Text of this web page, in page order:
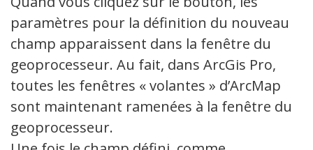
paramètres pour la définition du nouveau
champ apparaissent dans la fenêtre du
geoprocesseur. Au fait, dans ArcGis Pro,
toutes les fenêtres « volantes » d’ArcMap
sont maintenant ramenées à la fenêtre du
geoprocesseur.